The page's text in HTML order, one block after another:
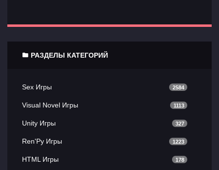
РАЗДЕЛЫ КАТЕГОРИЙ
Sex Игры 2584
Visual Novel Игры 1113
Unity Игры 327
Ren'Py Игры 1223
HTML Игры 178